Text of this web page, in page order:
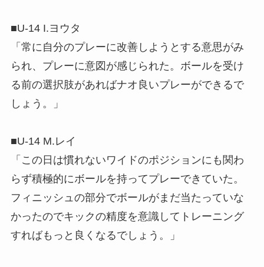
■U-14 I.ヨウタ
「常に自分のプレーに改善しようとする意思がみ
られ、プレーに意図が感じられた。ボールを受け
る前の選択肢があればナオ良いプレーができるで
しょう。」
■U-14 M.レイ
「この日は慣れないワイドのポジションにも関わ
らず積極的にボールを持ってプレーできていた。
フィニッシュの部分でボールがまだ当たっていな
かったのでキックの精度を意識してトレーニング
すればもっと良くなるでしょう。」